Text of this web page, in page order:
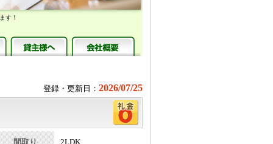
す！
登録・更新日： 2026/07/25